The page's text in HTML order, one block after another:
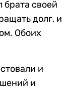
брата своей
долг, и
Обоих
и
и